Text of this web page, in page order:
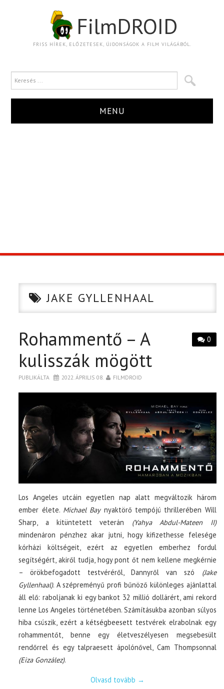
FilmDROID
FRISS HÍREK, ELŐZETESEK, ÚJDONSÁGOK A FILM VILÁGÁBÓL.
MENU
CIKK
PÓLÓ RENDELÉS
JAKE GYLLENHAAL
0
Rohammentő – A
kulisszák mögött
PUBLIKÁLTA 2022. ÁPRILIS 08. FILMDROID
Los Angeles utcáin egyetlen nap alatt megváltozik három
ember élete. Michael Baynyaktörő tempójú thrillerében Will
Sharp, a kitüntetett veterán (Yahya Abdul-Mateen II)
mindenáron pénzhez akar jutni, hogy kifizethesse felesége
kórházi költségeit, ezért az egyetlen emberhez fordul
segítségért, akiről tudja, hogy pont őt nem kellene megkérnie
– örökbefogadott testvéréről, Dannyről van szó (Jake
Gyllenhaal). A szépreményű profi bűnöző különleges ajánlattal
áll elő: raboljanak ki egy bankot 32 millió dollárért, ami rekord
lenne Los Angeles történetében. Számításukba azonban súlyos
hiba csúszik, ezért a kétségbeesett testvérek elrabolnak egy
rohammentőt, benne egy életveszélyesen megsebesült
rendőrrel és egy talpraesett ápolónővel, Cam Thompsonnal
(Eiza González).
Olvasd tovább →